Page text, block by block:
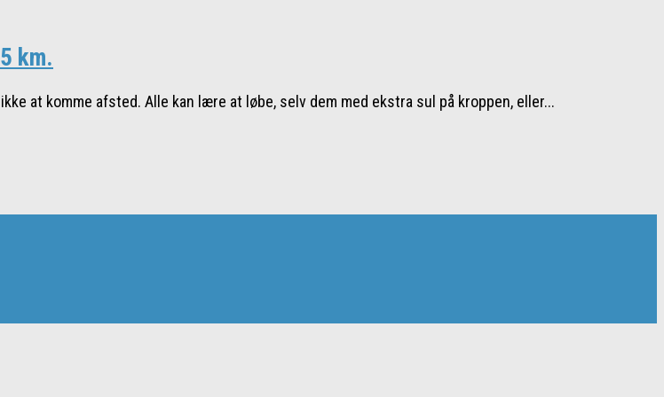
km.
at komme afsted. Alle kan lære at løbe, selv dem med ekstra sul på kroppen, eller...